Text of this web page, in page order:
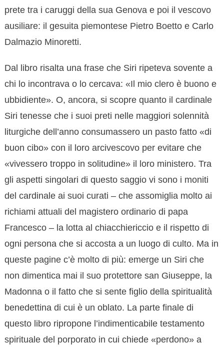
prete tra i caruggi della sua Genova e poi il vescovo
ausiliare: il gesuita piemontese Pietro Boetto e Carlo
Dalmazio Minoretti.
Dal libro risalta una frase che Siri ripeteva sovente a
chi lo incontrava o lo cercava: «Il mio clero è buono e
ubbidiente». O, ancora, si scopre quanto il cardinale
Siri tenesse che i suoi preti nelle maggiori solennità
liturgiche dell’anno consumassero un pasto fatto «di
buon cibo» con il loro arcivescovo per evitare che
«vivessero troppo in solitudine» il loro ministero. Tra
gli aspetti singolari di questo saggio vi sono i moniti
del cardinale ai suoi curati – che assomiglia molto ai
richiami attuali del magistero ordinario di papa
Francesco – la lotta al chiacchiericcio e il rispetto di
ogni persona che si accosta a un luogo di culto. Ma in
queste pagine c’è molto di più: emerge un Siri che
non dimentica mai il suo protettore san Giuseppe, la
Madonna o il fatto che si sente figlio della spiritualità
benedettina di cui è un oblato. La parte finale di
questo libro ripropone l’indimenticabile testamento
spirituale del porporato in cui chiede «perdono» a